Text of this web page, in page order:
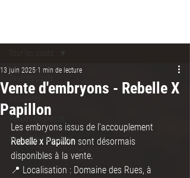
Revues de presse
Ventes de taureaux
Vente d'embryons - Rebelle X
Papillon
13 juin 2025 1 min de lecture
Les embryons issus de l’accouplement
Rebelle x Papillon sont désormais
disponibles à la vente.
📍 Localisation : Domaine des Rues, à